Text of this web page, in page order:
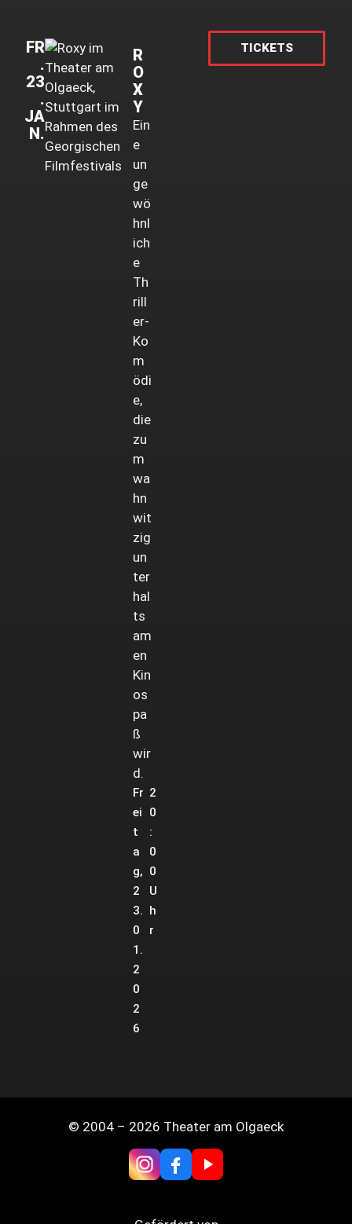
FR
.
23
.
JA
N.
R
O
X
Y
Ein
e
un
ge
wö
hnl
ich
e
Th
rill
er-
Ko
m
ödi
e,
die
zu
m
wa
hn
wit
zig
un
ter
hal
ts
am
en
Kin
os
pa
ß
wir
d.
Fr
ei
t
a
g,
2
3.
0
1.
2
0
2
6
2
0
:
0
0
U
h
r
TICKETS
© 2004 – 2026 Theater am Olgaeck